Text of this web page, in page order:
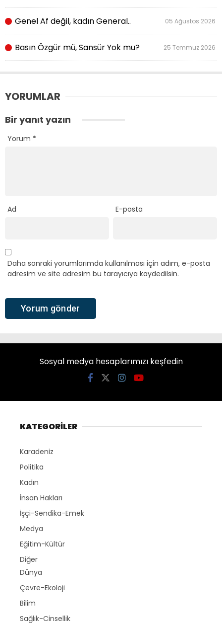
Genel Af değil, kadın General.. 05 Ağustos 2026
Basın Özgür mü, Sansür Yok mu? 25 Temmuz 2026
YORUMLAR
Bir yanıt yazın
Yorum *
Ad E-posta
Daha sonraki yorumlarımda kullanılması için adım, e-posta
adresim ve site adresim bu tarayıcıya kaydedilsin.
Sosyal medya hesaplarımızı keşfedin
KATEGORİLER
Karadeniz
Politika
Kadın
İnsan Hakları
İşçi-Sendika-Emek
Medya
Eğitim-Kültür
Diğer
Dünya
Çevre-Ekoloji
Bilim
Sağlık-Cinsellik